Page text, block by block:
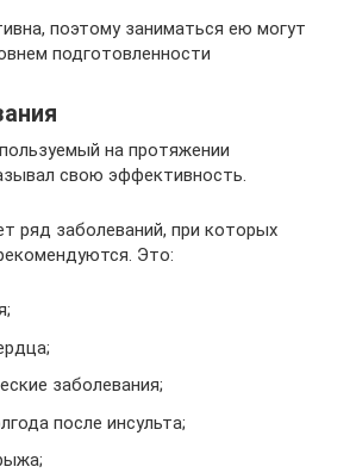
поэтому заниматься ею могут
подготовленности
на протяжении
свою эффективность.
ряд заболеваний, при которых
Это:
заболевания;
после инсульта;